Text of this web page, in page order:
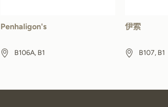
Penhaligon's
B106A, B1
伊索
B107, B1